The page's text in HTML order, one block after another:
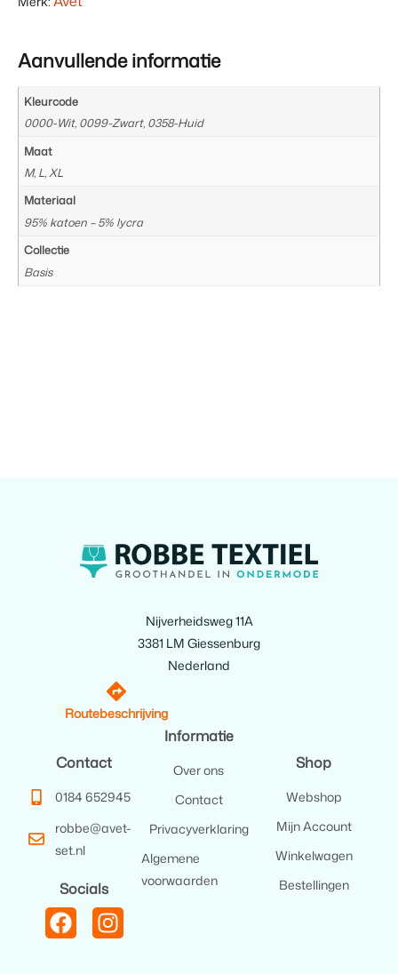
Aanvullende informatie
Kleurcode
0000-Wit, 0099-Zwart, 0358-Huid
Maat
M, L, XL
Materiaal
95% katoen – 5% lycra
Collectie
Basis
Nijverheidsweg 11A
3381 LM Giessenburg
Nederland
Routebeschrijving
Contact
0184 652945
robbe@avet-
set.nl
Socials
Informatie
Over ons
Contact
Privacyverklaring
Algemene
voorwaarden
Shop
Webshop
Mijn Account
Winkelwagen
Bestellingen